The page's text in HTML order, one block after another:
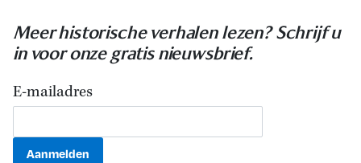
Meer historische verhalen lezen? Schrijf u
in voor onze gratis nieuwsbrief.
E-mailadres